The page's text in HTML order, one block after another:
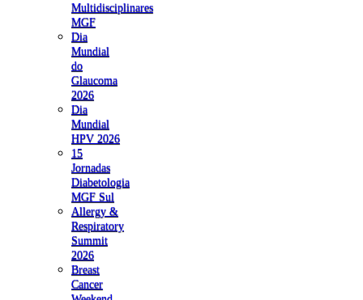
Multidisciplinares
MGF
Dia
Mundial
do
Glaucoma
2026
Dia
Mundial
HPV 2026
15
Jornadas
Diabetologia
MGF Sul
Allergy &
Respiratory
Summit
2026
Breast
Cancer